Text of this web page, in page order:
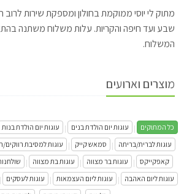
מתוק לי יוסי ממוקמת בחולון ומספקת שירות
שבע ועד חיפה והקריות. עלות משלוח משתנה
המשלוח.
מוצרים וארועים
כל המתוקים | עוגות יום הולדת בנים | עוגות יום הולדת בנות
עוגות לברית/בריתה
| סמאש קייק | עוגות למסיבת רווקים/
קאפקייקס | עוגות בר מצווה | עוגות בת מצווה |
עוגות ליום האהבה
| עוגות ליום העצמאות | עוגות לעסקים |